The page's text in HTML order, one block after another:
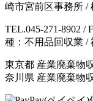
崎市宮前区事務所 /
TEL.045-271-8902 /
種：不用品回収業 /
東京都 産業廃棄物
奈川県 産業廃棄物